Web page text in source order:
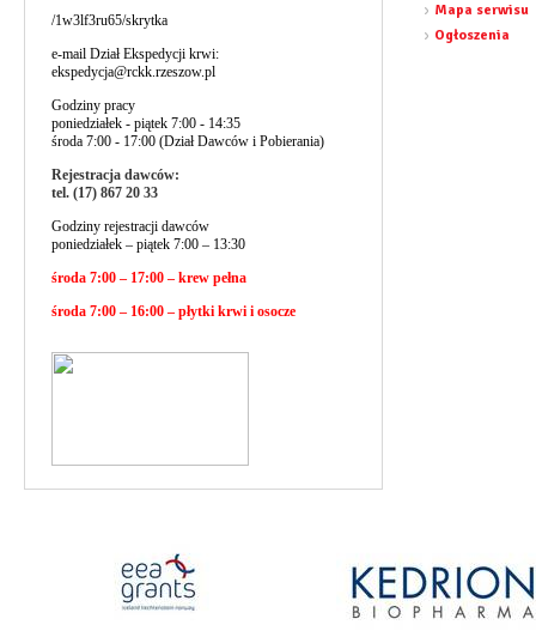
/1w3lf3ru65/skrytka
e-mail Dział Ekspedycji krwi:
ekspedycja@rckk.rzeszow.pl
Godziny pracy
poniedziałek - piątek 7:00 - 14:35
środa 7:00 - 17:00 (Dział Dawców i Pobierania)
Rejestracja dawców:
tel. (17) 867 20 33
Godziny rejestracji dawców
poniedziałek – piątek 7:00 – 13:30
środa 7:00 – 17:00 – krew pełna
środa 7:00 – 16:00 – płytki krwi i osocze
Mapa serwisu
Ogłoszenia